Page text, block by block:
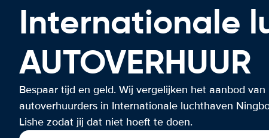
Internationale
AUTOVERHUUR
Bespaar tijd en geld. Wij vergelijken het aanbod van
autoverhuurders in Internationale luchthaven
Lishe zodat jij dat niet hoeft te doen.